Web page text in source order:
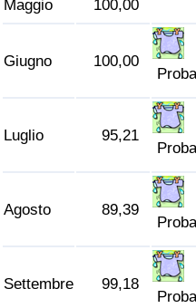
Maggio 100,00
Giugno 100,00
Luglio 95,21
Agosto 89,39
Settembre 99,18
Indice dell’Inquinamento
Indice del Traffico
Indice del traffico
Indice del traffico per